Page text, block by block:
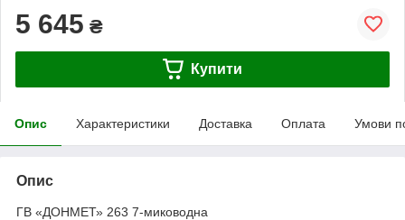
5 645 ₴
Купити
Опис Характеристики Доставка Оплата Умови
Опис
ГВ «ДОНМЕТ» 263 7-миководна